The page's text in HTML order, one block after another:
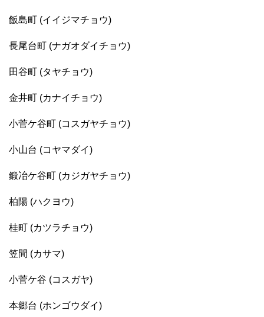
飯島町 (イイジマチョウ)
長尾台町 (ナガオダイチョウ)
田谷町 (タヤチョウ)
金井町 (カナイチョウ)
小菅ケ谷町 (コスガヤチョウ)
小山台 (コヤマダイ)
鍛冶ケ谷町 (カジガヤチョウ)
柏陽 (ハクヨウ)
桂町 (カツラチョウ)
笠間 (カサマ)
小菅ケ谷 (コスガヤ)
本郷台 (ホンゴウダイ)